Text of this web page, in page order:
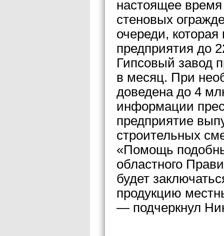
настоящее
стеновых
очереди,
предприятия до
Гипсовый завод
в месяц. При
доведена до 4
информации
предприятие
строительных
«Помощь
областного
будет
продукцию
— подчеркнул